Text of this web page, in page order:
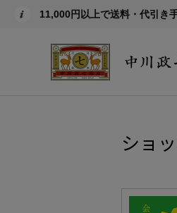
11,000円以上で送料・代引き
ショ